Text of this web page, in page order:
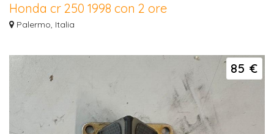
Honda cr 250 1998 con 2 ore
Vendo honda cr 250 1998 moto rivista sia di blocco motore che di ciclistica,
Palermo, Italia
85 €